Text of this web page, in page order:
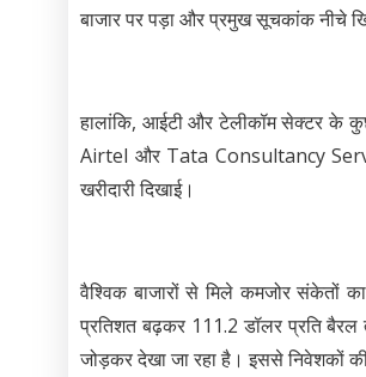
बाजार पर पड़ा और प्रमुख सूचकांक नीचे
हालांकि, आईटी और टेलीकॉम सेक्टर के
Airtel और Tata Consultancy
खरीदारी दिखाई।
वैश्विक बाजारों से मिले कमजोर संकेतों
प्रतिशत बढ़कर 111.2 डॉलर प्रति
जोड़कर देखा जा रहा है। इससे निवेशकों